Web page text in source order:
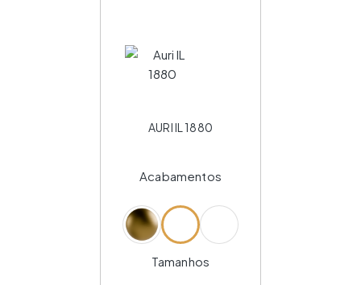
AURI IL 1880
Acabamentos
Tamanhos